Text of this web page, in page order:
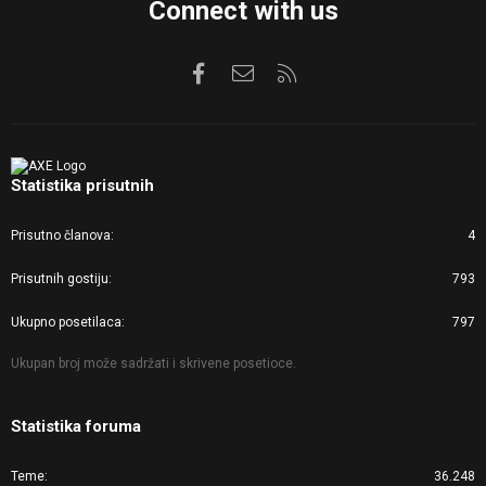
Connect with us
FacebookKontaktirajte nas
Statistika prisutnih
Prisutno članova 4
Prisutnih gostiju 793
Ukupno posetilaca 797
Ukupan broj može sadržati i skrivene posetioce.
Statistika foruma
Teme 36.248